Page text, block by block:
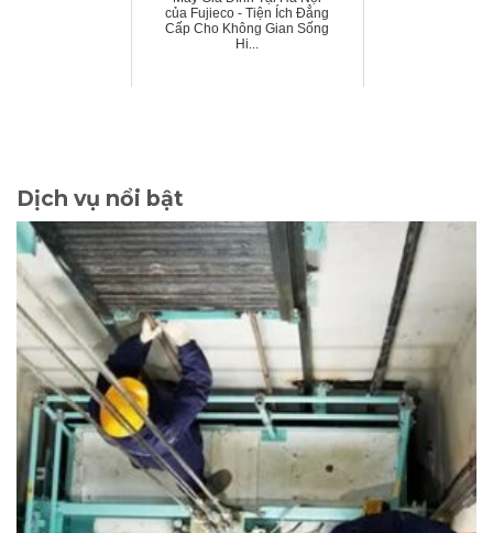
Dịch vụ nổi bật
của Fujieco - Tiện Ích Đẳng
Cấp Cho Không Gian Sống
Hi...